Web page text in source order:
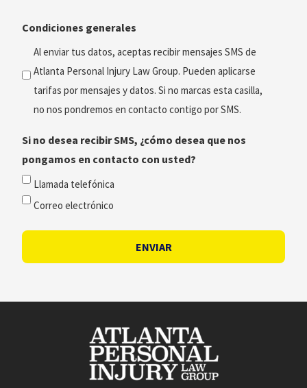
preferido
(Obligatorio)
Condiciones generales
Al enviar tus datos, aceptas recibir mensajes SMS de
Atlanta Personal Injury Law Group. Pueden aplicarse
tarifas por mensajes y datos. Si no marcas esta casilla,
no nos pondremos en contacto contigo por SMS.
Si no desea recibir SMS, ¿cómo desea que nos
pongamos en contacto con usted?
Llamada telefónica
Correo electrónico
ENVIAR